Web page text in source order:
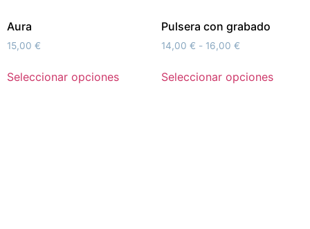
Aura
15,00 €
Seleccionar opciones
Pulsera con grabado
14,00 € - 16,00 €
Seleccionar opciones